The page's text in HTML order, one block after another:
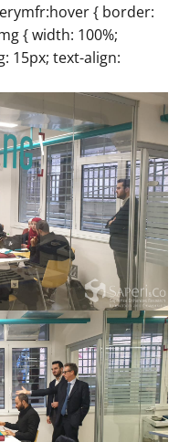
{ border:
{ width: 100%;
15px; text-align: